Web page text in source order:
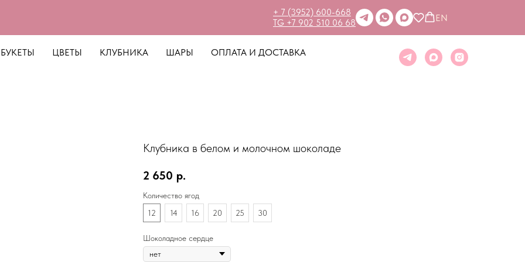
+ 7 (3952) 600-668
TG +7 902 510 06 68
EN
БУКЕТЫ ЦВЕТЫ КЛУБНИКА ШАРЫ ОПЛАТА И ДОСТАВКА
Клубника в белом и молочном шоколаде
2 650 р.
Количество ягод
12
14 16 20 25 30
Шоколадное сердце